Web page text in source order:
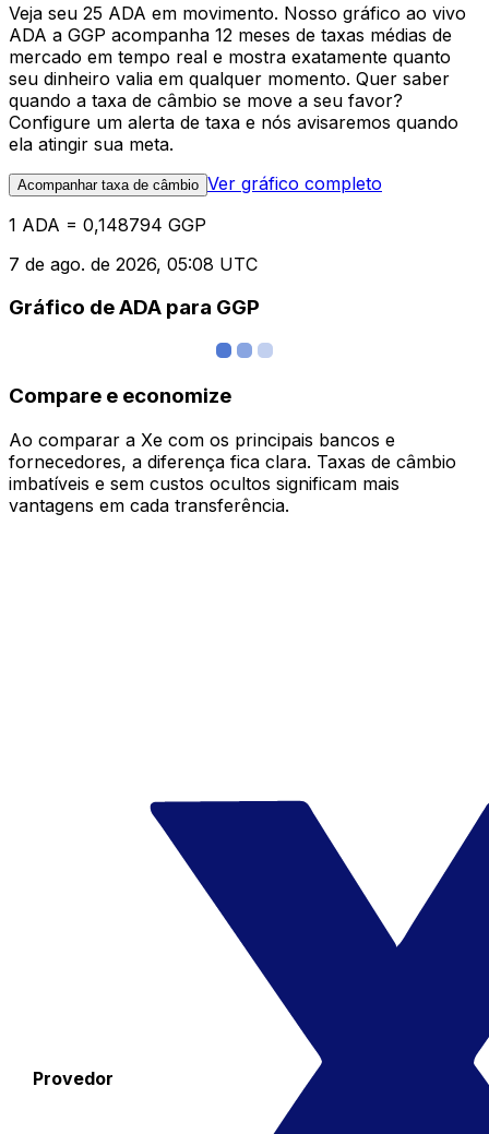
Veja seu 25 ADA em movimento. Nosso gráfico ao vivo
ADA a GGP acompanha 12 meses de taxas médias de
mercado em tempo real e mostra exatamente quanto
seu dinheiro valia em qualquer momento. Quer saber
quando a taxa de câmbio se move a seu favor?
Configure um alerta de taxa e nós avisaremos quando
ela atingir sua meta.
Acompanhar taxa de câmbio Ver gráfico completo
1 ADA = 0,148794 GGP
7 de ago. de 2026, 05:08 UTC
Gráfico de ADA para GGP
Compare e economize
Ao comparar a Xe com os principais bancos e
fornecedores, a diferença fica clara. Taxas de câmbio
imbatíveis e sem custos ocultos significam mais
vantagens em cada transferência.
Provedor